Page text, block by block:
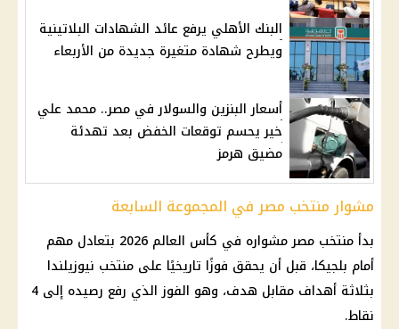
البنك الأهلي يرفع عائد الشهادات البلاتينية
ويطرح شهادة متغيرة جديدة من الأربعاء
أسعار البنزين والسولار في مصر.. محمد علي
خير يحسم توقعات الخفض بعد تهدئة
مضيق هرمز
مشوار منتخب مصر في المجموعة السابعة
بدأ منتخب مصر مشواره في كأس العالم 2026
بتعادل مهم
أمام بلجيكا، قبل أن يحقق فوزًا تاريخيًا على منتخب نيوزيلندا
بثلاثة أهداف مقابل هدف، وهو الفوز الذي رفع رصيده إلى 4
نقاط.